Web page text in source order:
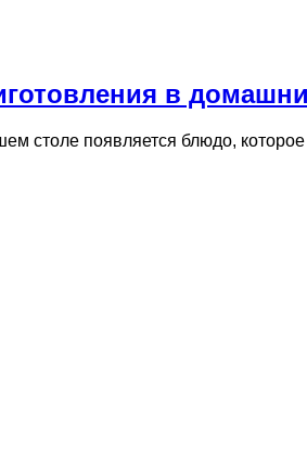
в
столе появляется блюдо,